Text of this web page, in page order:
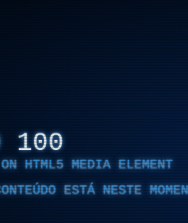
100
ON HTML5 MEDIA ELEMENT
ESTÁ NESTE